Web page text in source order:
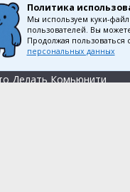
нас
Делать Комьюнити
Политика
Мы используем куки-
пользователей. Вы
Продолжая
персональных данных